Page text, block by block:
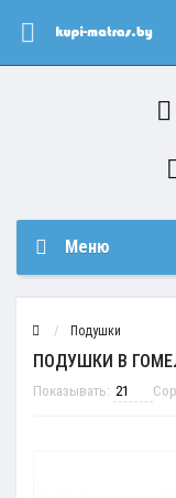
Меню
Подушки
ПОДУШКИ В
Показывать: